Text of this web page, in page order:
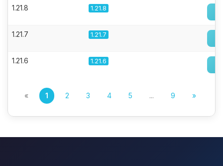
1.21.8 1.21.8
1.21.7 1.21.7
1.21.6 1.21.6
« 1 2 3 4 5 ... 9 »